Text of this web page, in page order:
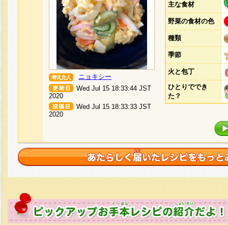
ニョキシー
Wed Jul 15 18:33:44 JST
2020
Wed Jul 15 18:33:33 JST
2020
主な食材
野菜の食材の色
種類
季節
火と包丁
ひとりででき
た？